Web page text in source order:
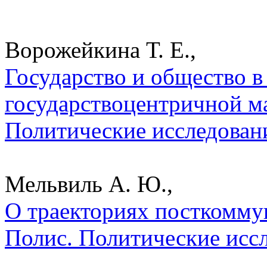
Ворожейкина Т. Е.,
Государство и общество
государствоцентричной
Политические
Мельвиль А. Ю.,
О траекториях
Полис. Политические